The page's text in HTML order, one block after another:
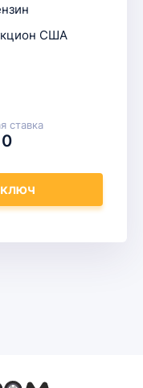
США
ставка